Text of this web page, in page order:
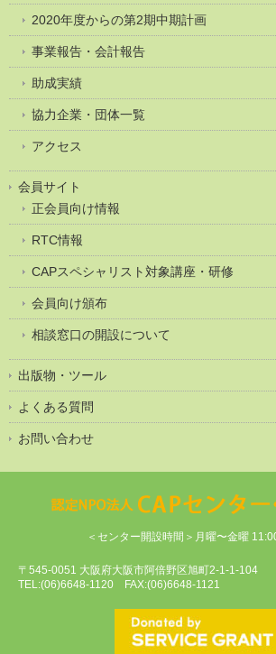
2020年度からの第2期中期計画
事業報告・会計報告
助成実績
協力企業・団体一覧
アクセス
会員サイト
正会員向け情報
RTC情報
CAPスペシャリスト対象講座・研修
会員向け頒布
相談窓口の開設について
出版物・ツール
よくある質問
お問い合わせ
＜センター開設時間＞月曜〜金曜
〒545-0051 大阪府大阪市阿倍野区旭町2-1-1-104
TEL:(06)6648-1120 FAX:(06)6648-1121